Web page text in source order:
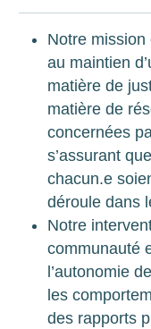
Notre
au maintien
matière de
matière de
concernées
s’assurant
chacun.e
déroule dans
Notre
communauté
l’autonomie
les
des rapports